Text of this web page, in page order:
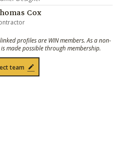
Cox
profiles are WIN members. As a non-
made possible through membership.
team